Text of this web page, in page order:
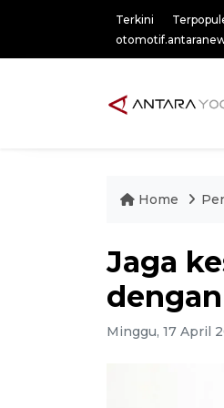
Terkini
Home
Jaga
Minggu, 17 April